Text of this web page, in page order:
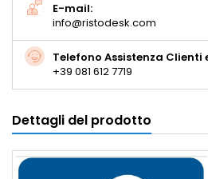
E-mail:
info@ristodesk.com
Telefono Assistenza Clienti
+39 081 612 7719
Dettagli del prodotto